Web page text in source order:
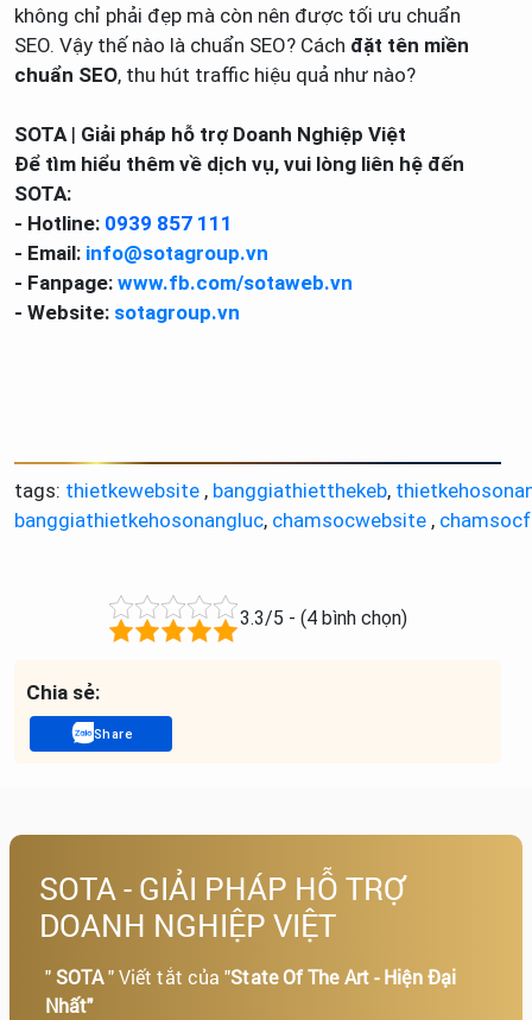
không chỉ phải đẹp mà còn nên được tối ưu chuẩn
SEO. Vậy thế nào là chuẩn SEO? Cách đặt tên miền
chuẩn SEO, thu hút traffic hiệu quả như nào?
SOTA | Giải pháp hỗ trợ Doanh Nghiệp Việt
Để tìm hiểu thêm về dịch vụ, vui lòng liên hệ đến
SOTA:
- Hotline: 0939 857 111
- Email: info@sotagroup.vn
- Fanpage:www.fb.com/sotaweb.vn
- Website: sotagroup.vn
tags: thietkewebsite , banggiathietthekeb,
banggiathietkehosonangluc, chamsocwebsite ,
3.3/5 - (4 bình chọn)
Chia sẻ:
Share
SOTA - GIẢI PHÁP HỖ TRỢ
DOANH NGHIỆP VIỆT
"SOTA" Viết tắt của "State Of The Art - Hiện Đại
Nhất"